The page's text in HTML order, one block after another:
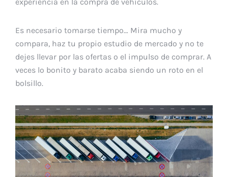
Es necesario tomarse tiempo… Mira mucho y
compara, haz tu propio estudio de mercado y no te
dejes llevar por las ofertas o el impulso de comprar. A
veces lo bonito y barato acaba siendo un roto en el
bolsillo.